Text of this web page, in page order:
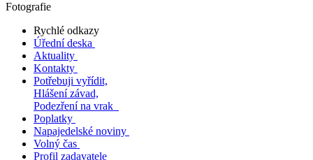
Fotografie
Rychlé odkazy
Úřední deska
Aktuality
Kontakty
Potřebuji vyřídit,
Hlášení závad,
Podezření na vrak
Poplatky
Napajedelské noviny
Volný čas
Profil zadavatele